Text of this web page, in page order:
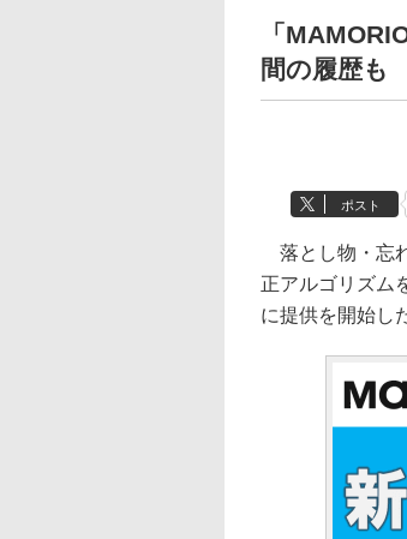
「
間の履歴も
ポスト
落とし物・忘
正アルゴリズム
に提供を開始し